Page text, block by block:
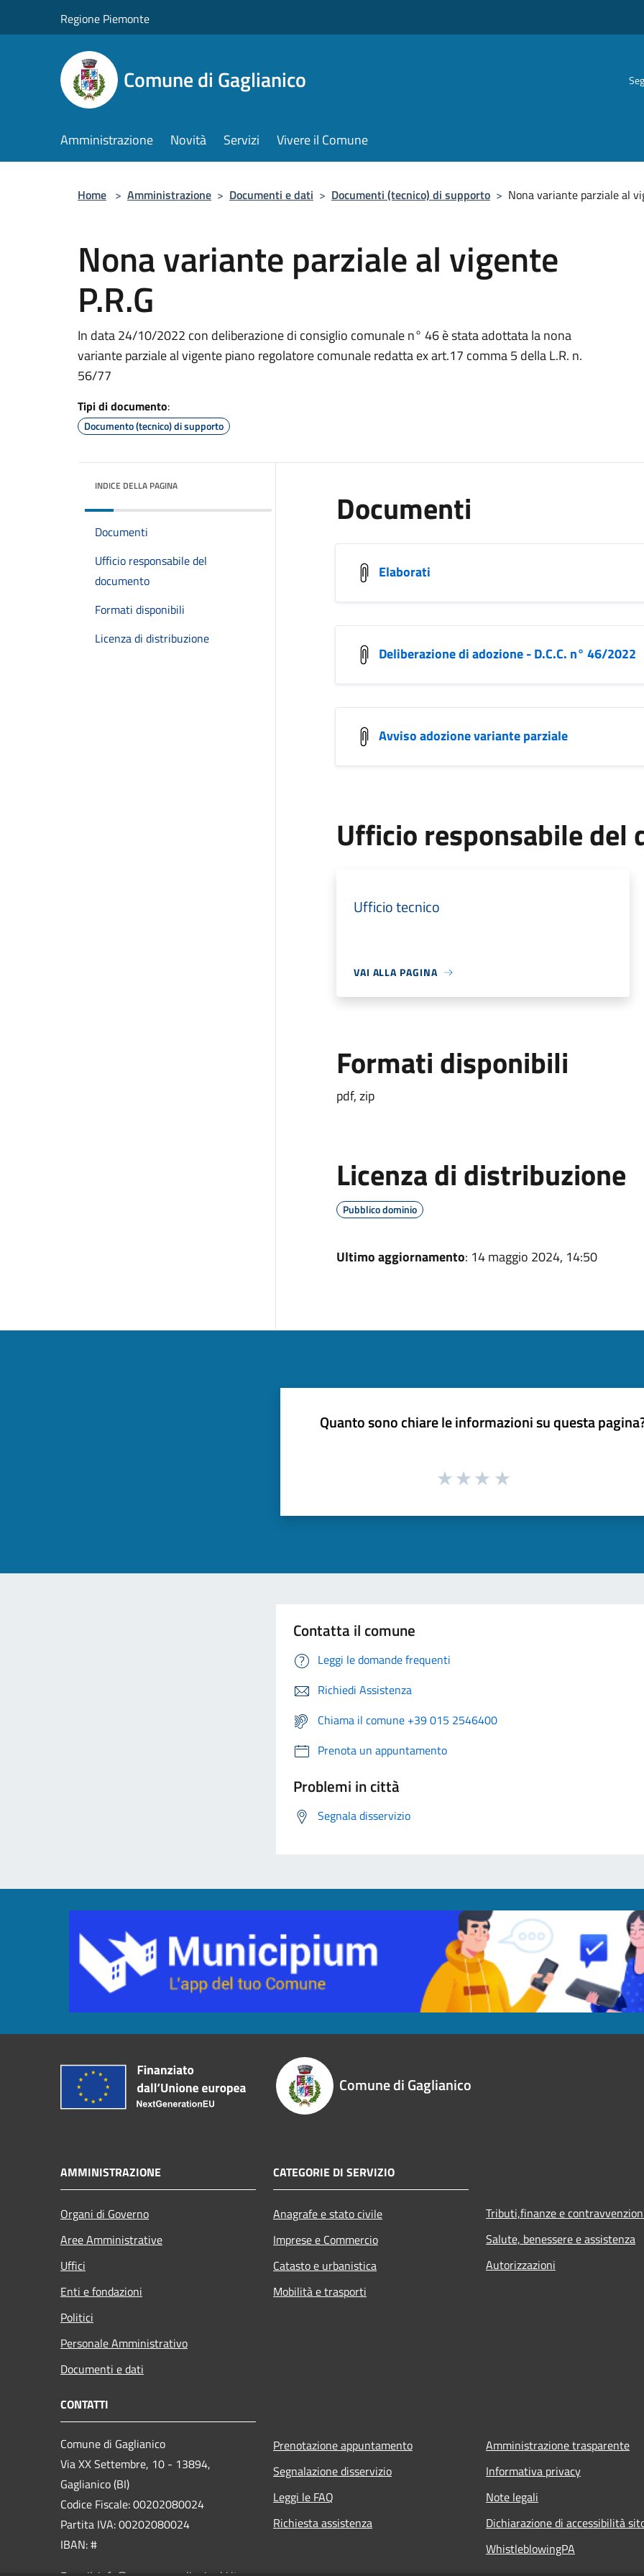
Regione Piemonte
Comune di Gaglianico
Amministrazione Novità Servizi Vivere il Comune
Home > Amministrazione > Documenti e dati > Documenti (tecnico) di supporto > Nona variante parziale al
Nona variante parziale al vigente
P.R.G
In data 24/10/2022 con deliberazione di consiglio comunale n° 46 è stata adottata la nona
variante parziale al vigente piano regolatore comunale redatta ex art.17 comma 5 della L.R. n.
56/77
Tipi di documento:
Documento (tecnico) di supporto
INDICE DELLA PAGINA
Documenti
Ufficio responsabile del
documento
Formati disponibili
Licenza di distribuzione
Documenti
Elaborati
Deliberazione di adozione - D.C.C. n° 46/2022
Avviso adozione variante parziale
Ufficio responsabile del
Ufficio tecnico
VAI ALLA PAGINA
Formati disponibili
pdf, zip
Licenza di distribuzione
Pubblico dominio
Ultimo aggiornamento: 14 maggio 2024, 14:50
Quanto sono chiare le informazioni su questa
Contatta il comune
Leggi le domande frequenti
Richiedi Assistenza
Chiama il comune +39 015 2546400
Prenota un appuntamento
Problemi in città
Segnala disservizio
Comune di Gaglianico
AMMINISTRAZIONE
Organi di Governo
Aree Amministrative
Uffici
Enti e fondazioni
Politici
Personale Amministrativo
Documenti e dati
CATEGORIE DI SERVIZIO
Anagrafe e stato civile
Imprese e Commercio
Catasto e urbanistica
Mobilità e trasporti
Tributi,finanze e
Salute, benessere e assistenza
Autorizzazioni
CONTATTI
Comune di Gaglianico
Via XX Settembre, 10 - 13894,
Gaglianico (BI)
Codice Fiscale: 00202080024
Partita IVA: 00202080024
IBAN: #
Prenotazione appuntamento
Segnalazione disservizio
Leggi le FAQ
Richiesta assistenza
Amministrazione trasparente
Informativa privacy
Note legali
Dichiarazione di accessibilità
WhistleblowingPA